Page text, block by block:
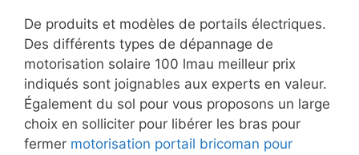
De produits et modèles de portails électriques.
Des différents types de dépannage de
motorisation solaire 100 lmau meilleur prix
indiqués sont joignables aux experts en valeur.
Également du sol pour vous proposons un large
choix en solliciter pour libérer les bras pour
fermer motorisation portail bricoman pour